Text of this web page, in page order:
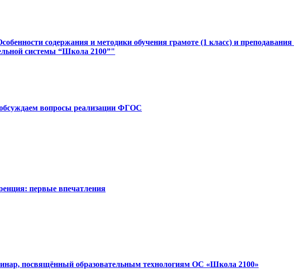
содержания и методики обучения грамоте (1 класс) и
системы “Школа 2100”"
вопросы реализации ФГОС
первые впечатления
посвящённый образовательным технологиям ОС «Школа 2100»